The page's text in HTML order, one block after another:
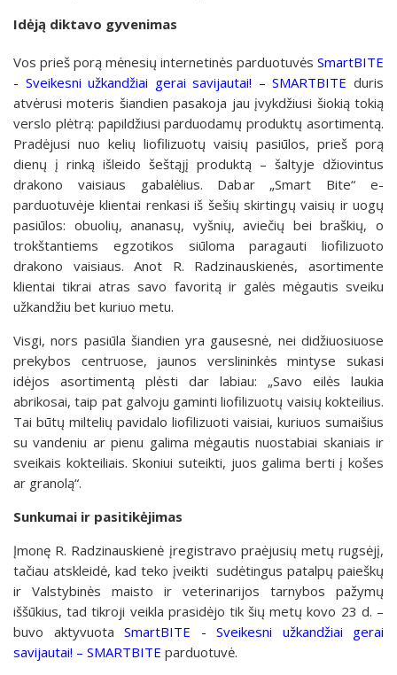
Idėją diktavo gyvenimas
Vos prieš porą mėnesių internetinės parduotuvės SmartBITE
- Sveikesni užkandžiai gerai savijautai! – SMARTBITE duris
atvėrusi moteris šiandien pasakoja jau įvykdžiusi šiokią tokią
verslo plėtrą: papildžiusi parduodamų produktų asortimentą.
Pradėjusi nuo kelių liofilizuotų vaisių pasiūlos, prieš porą
dienų į rinką išleido šeštąjį produktą – šaltyje džiovintus
drakono vaisiaus gabalėlius. Dabar „Smart Bite“ e-
parduotuvėje klientai renkasi iš šešių skirtingų vaisių ir uogų
pasiūlos: obuolių, ananasų, vyšnių, aviečių bei braškių, o
trokštantiems egzotikos siūloma paragauti liofilizuoto
drakono vaisiaus. Anot R. Radzinauskienės, asortimente
klientai tikrai atras savo favoritą ir galės mėgautis sveiku
užkandžiu bet kuriuo metu.
Visgi, nors pasiūla šiandien yra gausesnė, nei didžiuosiuose
prekybos centruose, jaunos verslininkės mintyse sukasi
idėjos asortimentą plėsti dar labiau: „Savo eilės laukia
abrikosai, taip pat galvoju gaminti liofilizuotų vaisių kokteilius.
Tai būtų miltelių pavidalo liofilizuoti vaisiai, kuriuos sumaišius
su vandeniu ar pienu galima mėgautis nuostabiai skaniais ir
sveikais kokteiliais. Skoniui suteikti, juos galima berti į košes
ar granolą“.
Sunkumai ir pasitikėjimas
Įmonę R. Radzinauskienė įregistravo praėjusių metų rugsėjį,
tačiau atskleidė, kad teko įveikti sudėtingus patalpų paieškų
ir Valstybinės maisto ir veterinarijos tarnybos pažymų
iššūkius, tad tikroji veikla prasidėjo tik šių metų kovo 23 d. –
buvo aktyvuota SmartBITE - Sveikesni užkandžiai gerai
savijautai! – SMARTBITE parduotuvė.